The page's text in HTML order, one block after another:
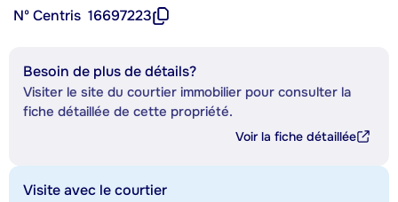
Nº Centris 16697223
Besoin de plus de détails?
Visiter le site du courtier immobilier pour consulter la
fiche détaillée de cette propriété.
Voir la fiche détaillée
Visite avec le courtier